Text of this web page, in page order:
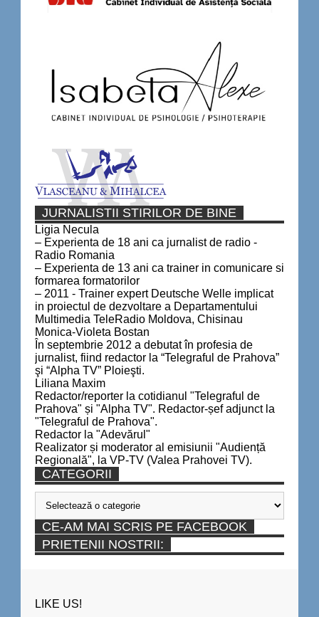
JURNALISTII STIRILOR DE BINE
Ligia Necula
– Experienta de 18 ani ca jurnalist de radio -
Radio Romania
– Experienta de 13 ani ca trainer in comunicare si
formarea formatorilor
– 2011 - Trainer expert Deutsche Welle implicat
in proiectul de dezvoltare a Departamentului
Multimedia TeleRadio Moldova, Chisinau
Monica-Violeta Bostan
În septembrie 2012 a debutat în profesia de
jurnalist, fiind redactor la “Telegraful de Prahova”
şi “Alpha TV” Ploieşti.
Liliana Maxim
Redactor/reporter la cotidianul "Telegraful de
Prahova" și "Alpha TV". Redactor-șef adjunct la
"Telegraful de Prahova".
Redactor la "Adevărul"
Realizator și moderator al emisiunii "Audiență
Regională", la VP-TV (Valea Prahovei TV).
CATEGORII
Categorii
CE-AM MAI SCRIS PE FACEBOOK
PRIETENII NOSTRII:
LIKE US!